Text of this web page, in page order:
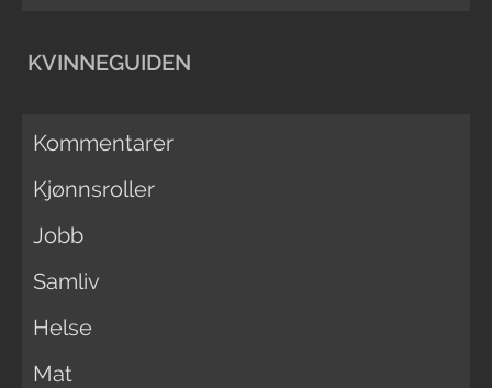
KVINNEGUIDEN
Kommentarer
Kjønnsroller
Jobb
Samliv
Helse
Mat